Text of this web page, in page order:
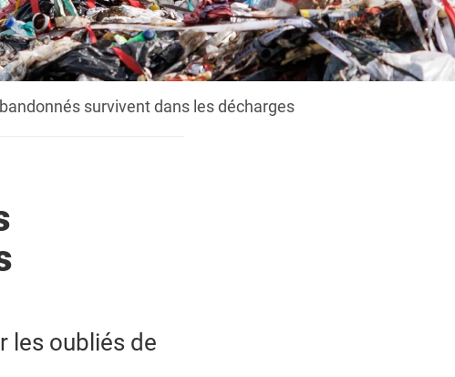
survivent dans les décharges
les oubliés de